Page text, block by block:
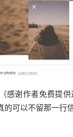
感谢作者免费提
可以不留那一行信